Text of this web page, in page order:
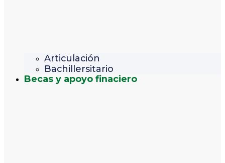
Articulación
Bachillersitario
Becas y apoyo finaciero